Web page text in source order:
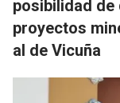
posibilidad de
proyectos
al de Vicuña